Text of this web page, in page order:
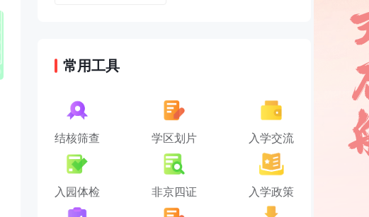
常用工具
结核筛查 学区划片 入学交流
入园体检 非京四证 入学政策